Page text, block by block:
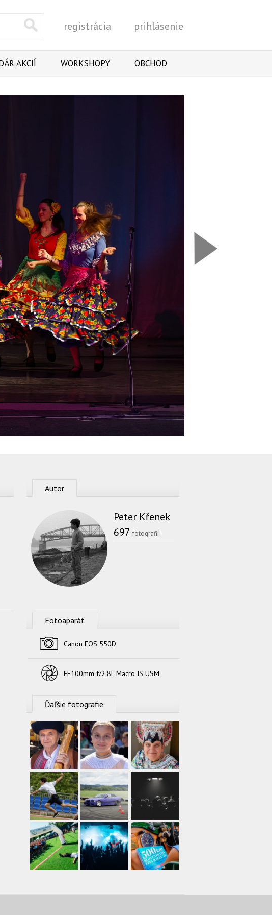
Vyhľadať
registrácia prihlásenie
AKCIÍ WORKSHOPY OBCHOD
Autor
Peter Křenek
697 fotografií
Fotoaparát
Canon EOS 550D
EF100mm f/2.8L Macro IS USM
Ďaľšie fotografie